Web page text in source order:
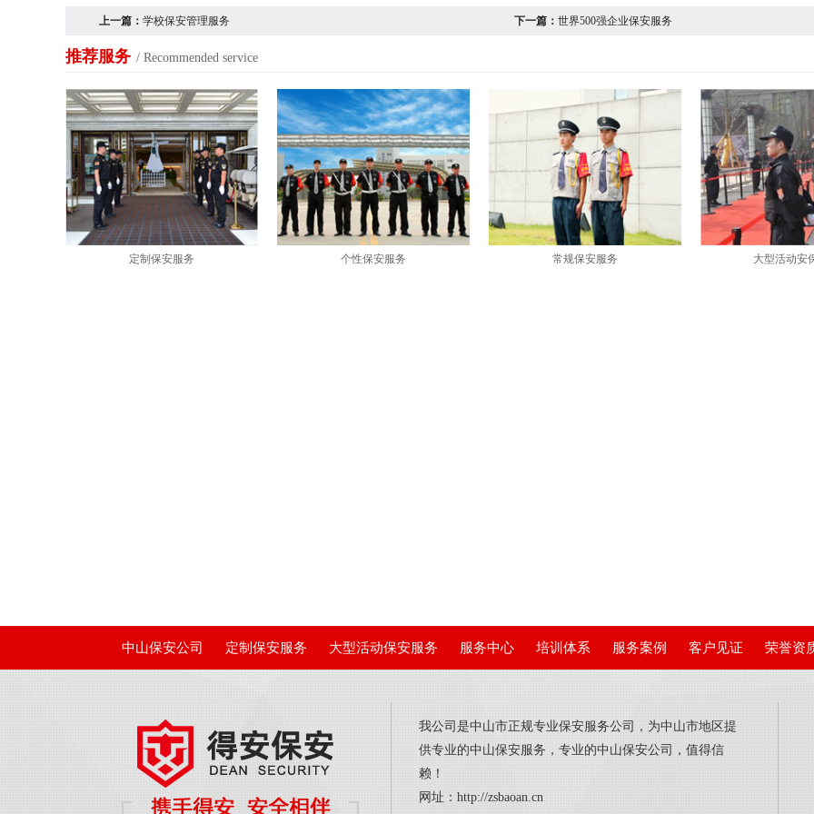
上一篇： 学校保安管理服务 下一篇： 世界500强企业保安服务
推荐服务 / Recommended service
定制保安服务 个性保安服务 常规保安服务 大型活动安
中山保安公司 定制保安服务 大型活动保安服务 服务中心 培训体系 服务案例 客户见证 荣誉资
我公司是中山市正规专业保安服务公司，为中山市地区提
供专业的中山保安服务，专业的中山保安公司，值得信
赖！
网址： http://zsbaoan.cn